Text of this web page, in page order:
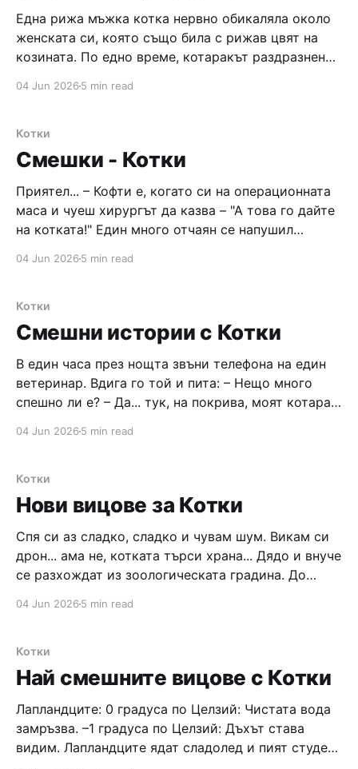
Една рижа мъжка котка нервно обикаляла около
женската си, която също била с рижав цвят на
козината. По едно време, котаракът раздразнено
се раждали
04 Jun 2026 5 min read
Котки
Смешки - Котки
Приятел... – Кофти е, когато си на операционната
маса и чуеш хирургът да казва – "А това го дайте
на котката!" Един много отчаян се напушил
04 Jun 2026 5 min read
Котки
Смешни истории с Котки
В един часа през нощта звъни телефона на един
ветеринар. Вдига го той и пита: – Нещо много
спешно ли е? – Да... тук, на покрива, моят котарак
04 Jun 2026 5 min read
Котки
Нови вицове за Котки
Спя си аз сладко, сладко и чувам шум. Викам си
дрон... ама не, котката търси храна... Дядо и внуче
се разхождат из зоологическата градина. До
До клетката с
04 Jun 2026 5 min read
Котки
Най смешните вицове с Котки
Лапландците: 0 градуса по Целзий: Чистата вода
замръзва. –1 градуса по Целзий: Дъхът става
видим. Лапландците ядат сладолед и пият студена